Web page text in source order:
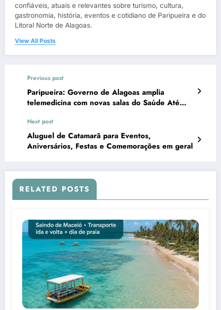
confiáveis, atuais e relevantes sobre turismo, cultura,
gastronomia, história, eventos e cotidiano de Paripueira e do
Litoral Norte de Alagoas.
View All Posts
Previous post
Paripueira: Governo de Alagoas amplia
telemedicina com novas salas do Saúde Até
Next post
Aluguel de Catamarã para Eventos,
Aniversários, Festas e Comemorações em geral
RELATED POSTS